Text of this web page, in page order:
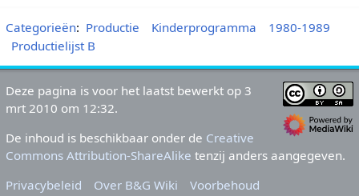
Categorieën: Productie Kinderprogramma
1980-1989
Productielijst B
Deze pagina is voor het laatst bewerkt op 3
mrt 2010 om 12:32.
De inhoud is beschikbaar onder de Creative
Commons Attribution-ShareAlike tenzij anders aangegeven.
Privacybeleid
Over B&G Wiki Voorbehoud